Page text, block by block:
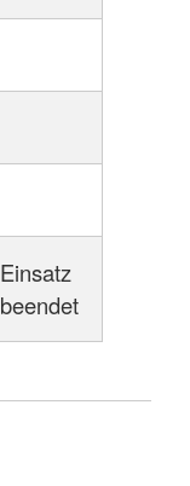
Einsatz
beendet